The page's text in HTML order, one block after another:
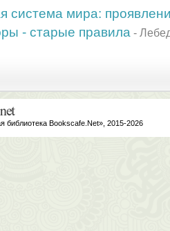
система мира:
- старые правила -
библиотека Bookscafe.Net», 2015-2026